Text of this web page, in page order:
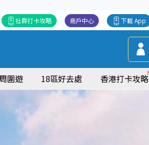
下載 App
商戶中心
社群打卡攻略
圍遊 18區好去處 香港打卡攻略